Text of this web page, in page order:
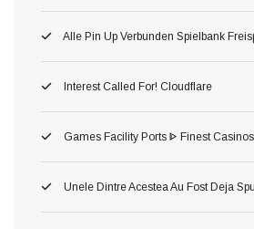
Alle Pin Up Verbunden Spielbank
Interest Called For! Cloudflare
Games Facility Ports ᐈ Finest
Unele Dintre Acestea Au Fost Deja